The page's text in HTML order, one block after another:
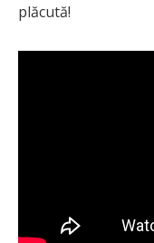
plăcută!